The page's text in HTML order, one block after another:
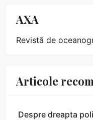
AXA
Revistă de
Articole
Despre dreapta